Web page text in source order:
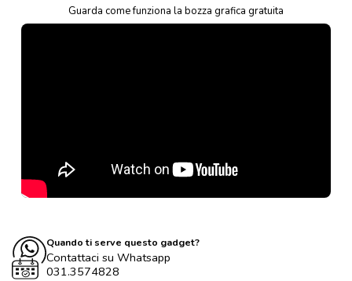
Guarda come funziona la bozza grafica gratuita
Quando ti serve questo gadget?
Contattaci su Whatsapp
031.3574828